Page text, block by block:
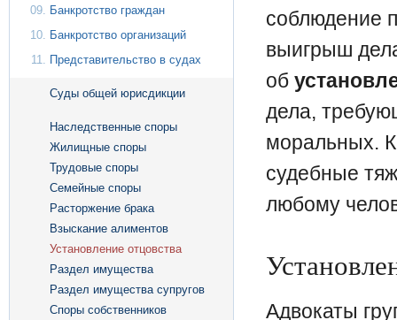
Банкротство граждан
Банкротство организаций
Представительство в судах
Суды общей юрисдикции
Наследственные споры
Жилищные споры
Трудовые споры
Семейные споры
Расторжение брака
Взыскание алиментов
Установление отцовства
Раздел имущества
Раздел имущества супругов
Споры собственников
соблюдение
выигрыш
об
дела,
моральных.
судебные
любому
Адвокаты